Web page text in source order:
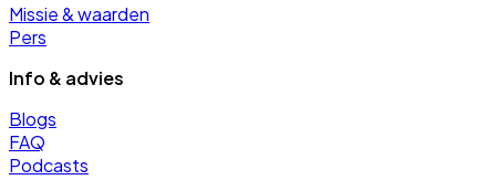
Missie & waarden
Pers
Info & advies
Blogs
FAQ
Podcasts